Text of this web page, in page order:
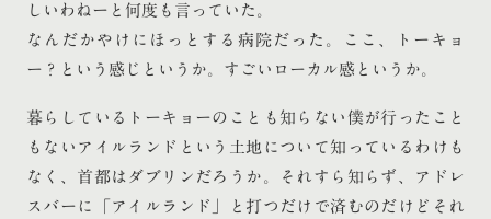
しいわねーと何度も言っていた。
なんだかやけにほっとする病院だった。ここ、トーキョ
ー？という感じというか。すごいローカル感というか。
暮らしているトーキョーのことも知らない僕が行ったこと
もないアイルランドという土地について知っているわけも
なく、首都はダブリンだろうか。それすら知らず、アドレ
スバーに「アイルランド」と打つだけで済むのだけどそれ